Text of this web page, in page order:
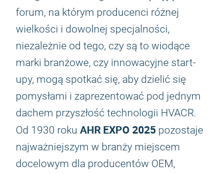
forum, na którym producenci różnej
wielkości i dowolnej specjalności,
niezależnie od tego, czy są to wiodące
marki branżowe, czy innowacyjne start-
upy, mogą spotkać się, aby dzielić się
pomysłami i zaprezentować pod jednym
dachem przyszłość technologii HVACR.
Od 1930 roku AHR EXPO 2025 pozostaje
najważniejszym w branży miejscem
docelowym dla producentów OEM,